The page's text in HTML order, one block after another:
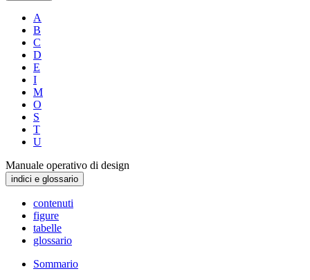
A
B
C
D
E
I
M
O
S
T
U
Manuale operativo di design
indici e glossario
contenuti
figure
tabelle
glossario
Sommario